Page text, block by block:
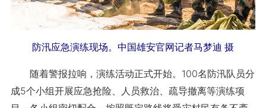
防汛应急演练现场。中国雄安官网记者马梦迪 摄
随着警报拉响，演练活动正式开始。100名防汛队员分
成5个小组开展应急抢险、人员救治、疏导撤离等演练项